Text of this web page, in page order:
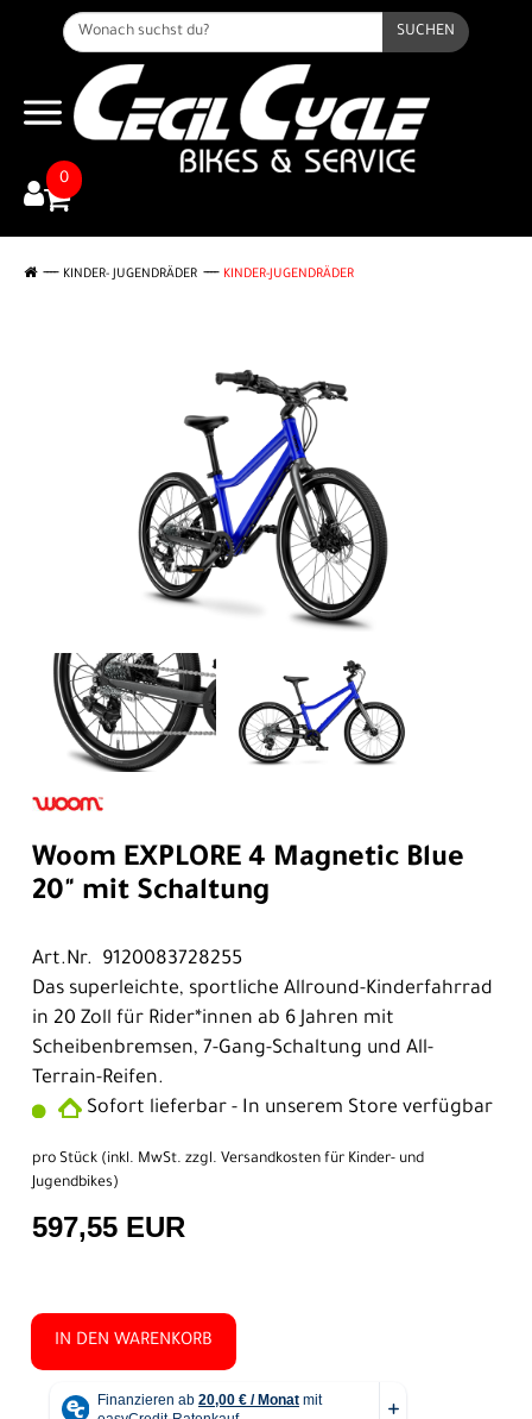
SUCHEN
0
KINDER- JUGENDRÄDER KINDER-JUGENDRÄDER
Woom EXPLORE 4 Magnetic Blue
20" mit Schaltung
Art.Nr. 9120083728255
Das superleichte, sportliche Allround-Kinderfahrrad
in 20 Zoll für Rider*innen ab 6 Jahren mit
Scheibenbremsen, 7-Gang-Schaltung und All-
Terrain-Reifen.
Sofort lieferbar - In unserem Store verfügbar
pro Stück (inkl. MwSt. zzgl. Versandkosten für Kinder- und
Jugendbikes)
597,55 EUR
IN DEN WARENKORB